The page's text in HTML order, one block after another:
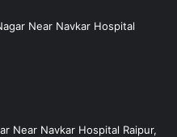
Near Navkar Hospital
Near Navkar Hospital Raipur,